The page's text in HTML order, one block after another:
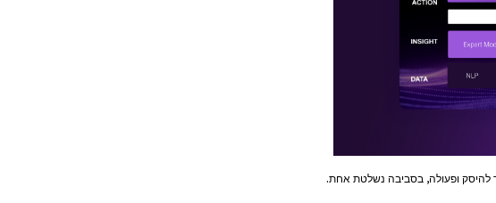
ופעולה, בסביבה נשלטת אחת.